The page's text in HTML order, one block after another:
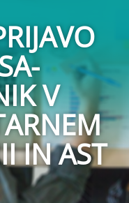
V
IN AST